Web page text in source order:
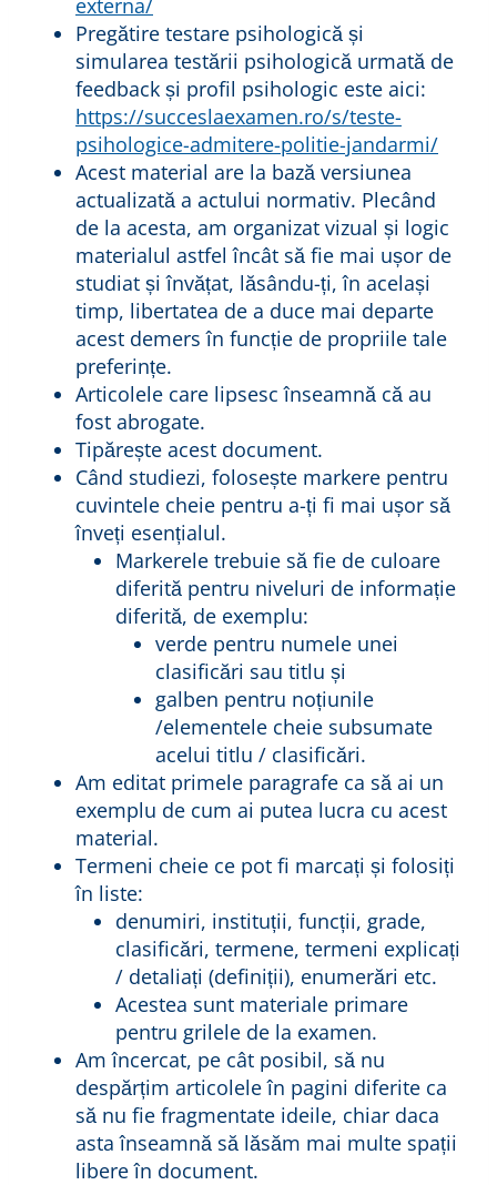
externa/
Pregătire testare psihologică și
simularea testării psihologică urmată de
feedback și profil psihologic este aici:
https://succeslaexamen.ro/s/teste-
psihologice-admitere-politie-jandarmi/
Acest material are la bază versiunea
actualizată a actului normativ. Plecând
de la acesta, am organizat vizual și logic
materialul astfel încât să fie mai ușor de
studiat și învățat, lăsându-ți, în același
timp, libertatea de a duce mai departe
acest demers în funcție de propriile tale
preferințe.
Articolele care lipsesc înseamnă că au
fost abrogate.
Tipărește acest document.
Când studiezi, folosește markere pentru
cuvintele cheie pentru a-ți fi mai ușor să
înveți esențialul.
Markerele trebuie să fie de culoare
diferită pentru niveluri de informație
diferită, de exemplu:
verde pentru numele unei
clasificări sau titlu și
galben pentru noțiunile
/elementele cheie subsumate
acelui titlu / clasificări.
Am editat primele paragrafe ca să ai un
exemplu de cum ai putea lucra cu acest
material.
Termeni cheie ce pot fi marcați și folosiți
în liste:
denumiri, instituții, funcții, grade,
clasificări, termene, termeni explicați
/ detaliați (definiții), enumerări etc.
Acestea sunt materiale primare
pentru grilele de la examen.
Am încercat, pe cât posibil, să nu
despărțim articolele în pagini diferite ca
să nu fie fragmentate ideile, chiar daca
asta înseamnă să lăsăm mai multe spații
libere în document.